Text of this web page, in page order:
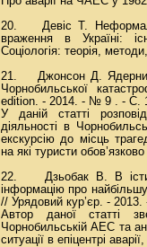
20. Девіс Т.
враження в Україні:
Соціологія: теорія,
21. Джонсон Д. Ядерний
Чорнобильської
edition. - 2014. - № 9 . - С.
У даній статті
діяльності в
екскурсію до місць
на які туристи
22. Дзьобак В. В
інформацію про
// Урядовий кур’єр. - 2013.
Автор даної статті
Чорнобильській АЕС та
ситуації в епіцентрі